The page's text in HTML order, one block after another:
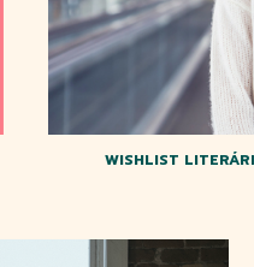
WISHLIST